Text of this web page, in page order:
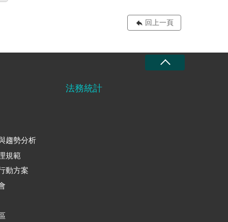
回上一頁
趨勢分析
規範
動方案
法務統計